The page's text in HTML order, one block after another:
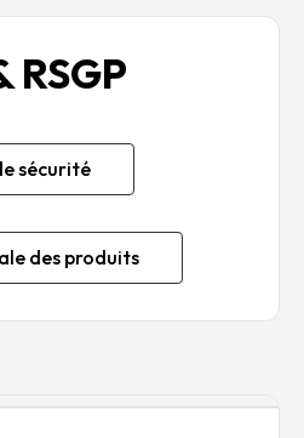
RSGP
sécurité
des produits